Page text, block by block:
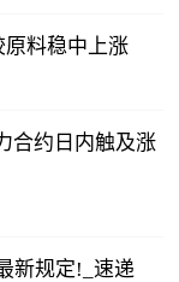
原料稳中上涨
合约日内触及涨
新规定!_速递